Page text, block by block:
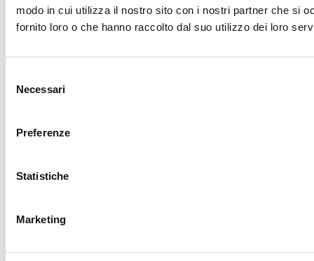
modo in cui utilizza il nostro sito con i nostri partner che si
fornito loro o che hanno raccolto dal suo utilizzo dei loro
delNecessari
Preferenze
Statistiche
Marketing